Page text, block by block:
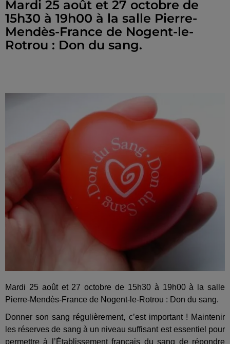
Mardi 25 août et 27 octobre de
15h30 à 19h00 à la salle Pierre-
Mendès-France de Nogent-le-
Rotrou : Don du sang.
Mardi 25 août et 27 octobre de 15h30 à 19h00 à la salle
Pierre-Mendès-France de Nogent-le-Rotrou : Don du sang.
Donner son sang régulièrement, c’est important ! Maintenir
les réserves de sang à un niveau suffisant est essentiel pour
permettre à l’Établissement français du sang de répondre